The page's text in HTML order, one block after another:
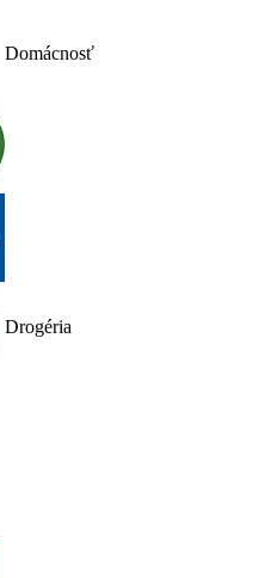
Domácnosť
Drogéria